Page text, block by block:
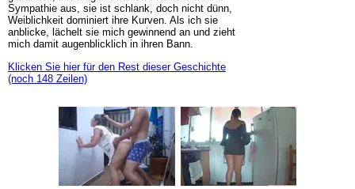
Sympathie aus, sie ist schlank, doch nicht dünn,
Weiblichkeit dominiert ihre Kurven. Als ich sie
anblicke, lächelt sie mich gewinnend an und zieht
mich damit augenblicklich in ihren Bann.
Klicken Sie hier für den Rest dieser Geschichte
(noch 148 Zeilen)